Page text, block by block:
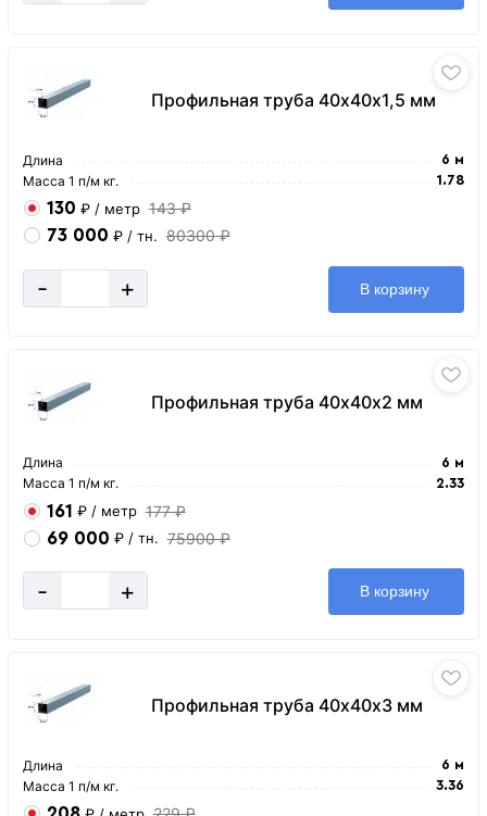
Профильная труба 40х40х1,5 мм
Длина 6 м
Масса 1 п/м кг. 1.78
130 ₽ / метр 143 ₽
73 000 ₽ / тн. 80300 ₽
- + В корзину
Профильная труба 40х40х2 мм
Длина 6 м
Масса 1 п/м кг. 2.33
161 ₽ / метр 177 ₽
69 000 ₽ / тн. 75900 ₽
- + В корзину
Профильная труба 40х40х3 мм
Длина 6 м
Масса 1 п/м кг. 3.36